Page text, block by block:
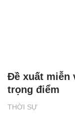
THỜI SỰ
Đề xuất miễn
trọng điểm